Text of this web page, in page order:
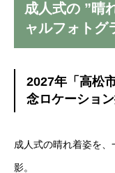
成人式の ”晴
ャルフォトグ
2027年「高松
念ロケーショ
成人式の晴れ着姿を
影。